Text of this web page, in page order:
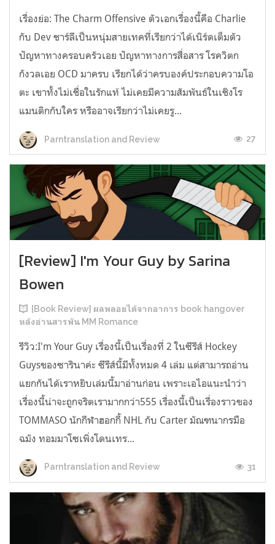
เรื่องย่อ: The Charm Offensive ตัวเอกเรื่องนี้คือ Charlie
กับ Dev ชาร์ลีเป็นหนุ่มสายเทคที่เรียกว่าได้เนิร์ดเต็มตัว
ปัญหาทางครอบครัวเอย ปัญหาทางการสื่อสาร โรควิตก
กังวลเอย OCD มาครบ เรียกได้ว่าครบองค์ประกอบความโอ
ตะ เขาทั้งไม่เชื่อในรักแท้ ไม่เคยมีความสัมพันธ์ในเชิงโร
แมนติกกับใคร หรืออาจเรียกว่าไม่เคยรู...
Parntranslation and Review 27
[Review] I'm Your Guy by Sarina
Bowen
[Book Review] ผลพลอยได้จากอาการ book hangover
หลังอ่านสารพัน MM Romance
รีวิว:I'm Your Guy เรื่องนี้เป็นเรื่องที่ 2 ในซีรีส์ Hockey
Guysของซารินาค่ะ ซีรีส์นี้มีทั้งหมด 4 เล่ม แต่สามารถอ่าน
แยกกันได้เราหยิบเล่มนี้มาอ่านก่อน เพราะเอไอแนะนำว่า
เรื่องนี้น่าจะถูกจริตเรามากกว่า555 เรื่องนี้เป็นเรื่องราวของ
TOMMASO นักกีฬาฮอกกี้ NHL กับ Carter มัณฑนากรมือ
ฉมัง ทอมมาโซเพิ่งโดนเทร...
Parntranslation and Review 31